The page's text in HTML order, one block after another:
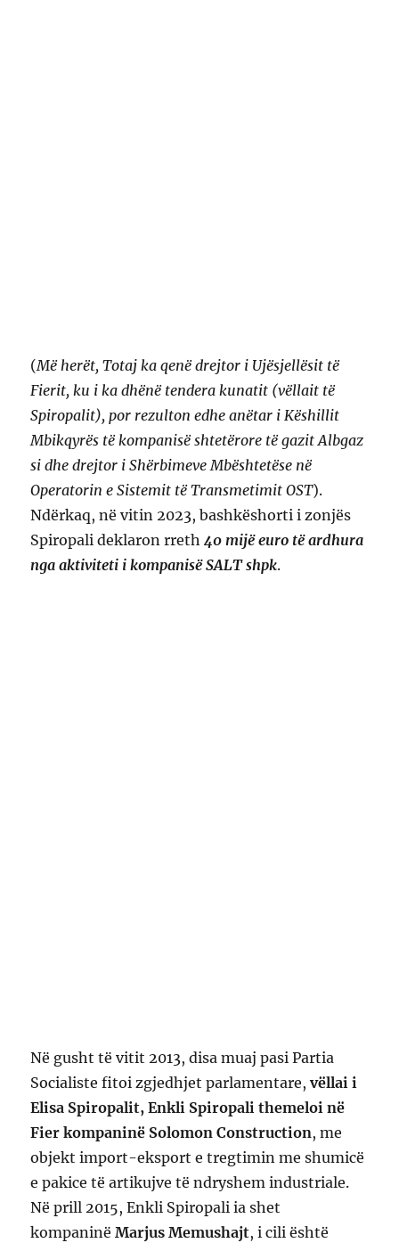
(Më herët, Totaj ka qenë drejtor i Ujësjellësit të
Fierit, ku i ka dhënë tendera kunatit (vëllait të
Spiropalit), por rezulton edhe anëtar i Këshillit
Mbikqyrës të kompanisë shtetërore të gazit Albgaz
si dhe drejtor i Shërbimeve Mbështetëse në
Operatorin e Sistemit të Transmetimit OST).
Ndërkaq, në vitin 2023, bashkëshorti i zonjës
Spiropali deklaron rreth40 mijë euro të ardhura
nga aktiviteti i kompanisë SALT shpk.
Në gusht të vitit 2013, disa muaj pasi Partia
Socialiste fitoi zgjedhjet parlamentare,vëllai i
Elisa Spiropalit, Enkli Spiropali themeloi në
Fier kompaninë Solomon Construction, me
objekt import-eksport e tregtimin me shumicë
e pakice të artikujve të ndryshem industriale.
Në prill 2015, Enkli Spiropali ia shet
kompaninëMarjus Memushajt, i cili është